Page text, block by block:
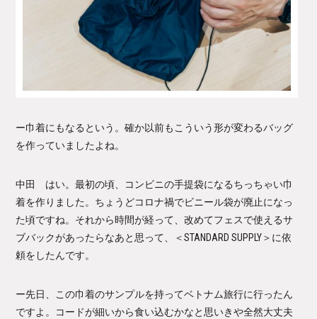
ー巾着にもなるという。確か以前もこういう形が変わるバッグ
を作っていましたよね。
中田 はい。最初の頃、コンビニの手提袋になるちっちゃい巾
着を作りました。ちょうどコロナ禍でビニール袋が廃止になっ
た頃ですね。それから時間が経って、改めてフェスで使えるサ
ブバックがあったらなあと思って、＜STANDARD SUPPLY＞に依
頼をしたんです。
ー先日、この巾着のサンプルを持ってベトナム旅行に行ったん
ですよ。コードが細いから食い込むかなと思いきや全然大丈夫